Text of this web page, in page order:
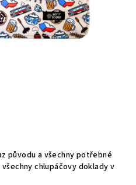
původu a všechny potřebné
chlupáčovy doklady v